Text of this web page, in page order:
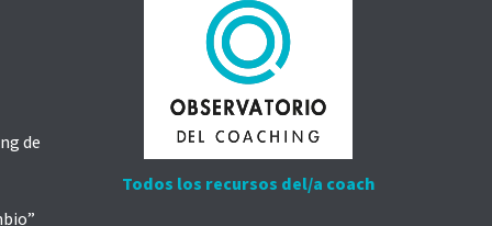
de
Todos los recursos del/a coach